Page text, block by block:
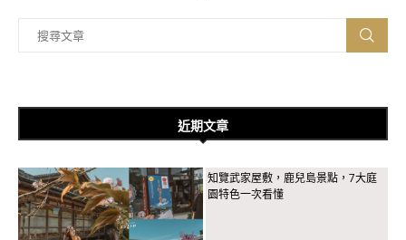
近期文章
知覽武家屋敷，鹿兒島景點，7大庭
園特色一次看懂